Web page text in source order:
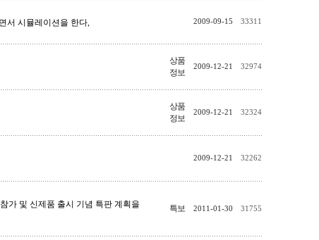
면서 시뮬레이션을 한다, 2009-09-15 33311
상품
정보
2009-12-21 32974
상품
정보
2009-12-21 32324
2009-12-21 32262
가 및 신제품 출시 기념 특판 계획을
특보 2011-01-30 31755